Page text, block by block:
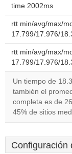
time 2002ms
rtt min/avg/max/
17.799/17.976/
rtt min/avg/max/
17.799/17.976/
Un tiempo de
también el
completa es de
45% de sitios
Configuración